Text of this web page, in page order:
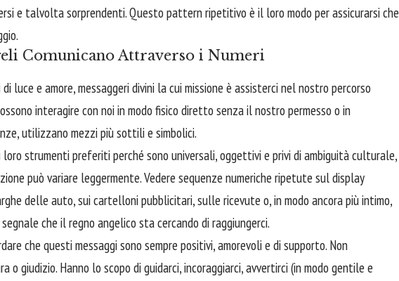
e talvolta sorprendenti. Questo pattern ripetitivo è il loro modo per assicurarsi che
Comunicano Attraverso i Numeri
luce e amore, messaggeri divini la cui missione è assisterci nel nostro percorso
interagire con noi in modo fisico diretto senza il nostro permesso o in
utilizzano mezzi più sottili e simbolici.
loro strumenti preferiti perché sono universali, oggettivi e privi di ambiguità culturale,
può variare leggermente. Vedere sequenze numeriche ripetute sul display
delle auto, sui cartelloni pubblicitari, sulle ricevute o, in modo ancora più intimo,
che il regno angelico sta cercando di raggiungerci.
che questi messaggi sono sempre positivi, amorevoli e di supporto. Non
o giudizio. Hanno lo scopo di guidarci, incoraggiarci, avvertirci (in modo gentile e